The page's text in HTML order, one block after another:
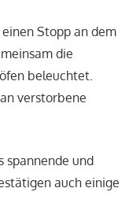
Stopp an dem
die
beleuchtet.
verstorbene
spannende und
auch einige